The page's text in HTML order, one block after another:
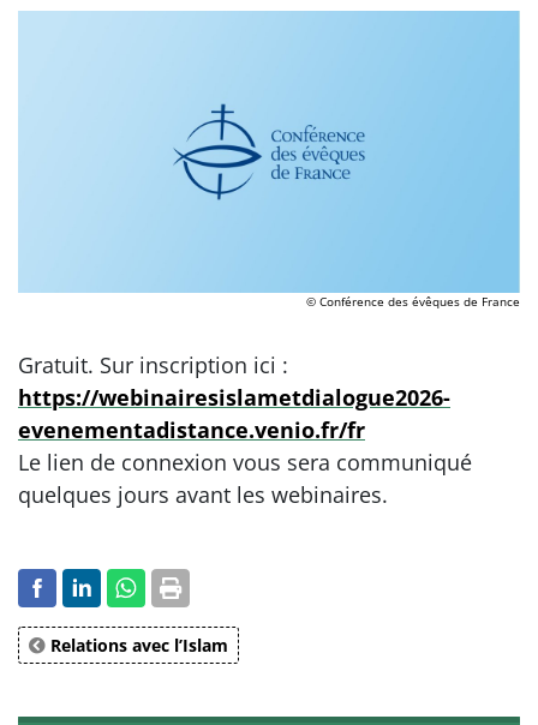
© Conférence des évêques de France
Gratuit. Sur inscription ici :
https://webinairesislametdialogue2026-
evenementadistance.venio.fr/fr
Le lien de connexion vous sera communiqué
quelques jours avant les webinaires.
Relations avec l’Islam